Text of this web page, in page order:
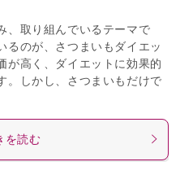
、取り組んでいるテーマで
るのが、さつまいもダイエッ
が高く、ダイエットに効果的
。しかし、さつまいもだけで
を読む